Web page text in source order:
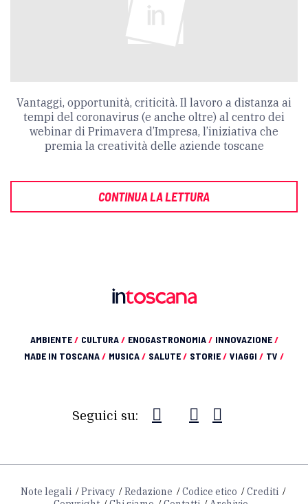
Vantaggi, opportunità, criticità. Il lavoro a distanza ai
tempi del coronavirus (e anche oltre) al centro dei
webinar di Primavera d’Impresa, l’iniziativa che
premia la creatività delle aziende toscane
CONTINUA LA LETTURA
AMBIENTE/ CULTURA/ ENOGASTRONOMIA/ INNOVAZIONE/
MADE IN TOSCANA/ MUSICA/ SALUTE/ STORIE/ VIAGGI / TV /
Seguici su:
Note legali Privacy Redazione Codice etico
Crediti